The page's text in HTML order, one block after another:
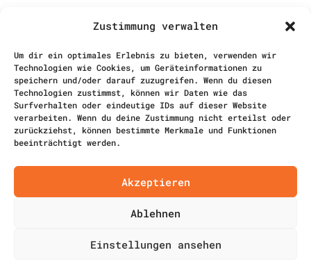
Zustimmung verwalten
Um dir ein optimales Erlebnis zu bieten, verwenden wir
Technologien wie Cookies, um Geräteinformationen zu
speichern und/oder darauf zuzugreifen. Wenn du diesen
Technologien zustimmst, können wir Daten wie das
Surfverhalten oder eindeutige IDs auf dieser Website
verarbeiten. Wenn du deine Zustimmung nicht erteilst oder
zurückziehst, können bestimmte Merkmale und Funktionen
beeinträchtigt werden.
Akzeptieren
Ablehnen
Einstellungen ansehen
Objekte | Focusing | Projekte
Freischaffende Künstlerin |
Kunstpädagogin | Focusing Coach
29410 Salzwedel